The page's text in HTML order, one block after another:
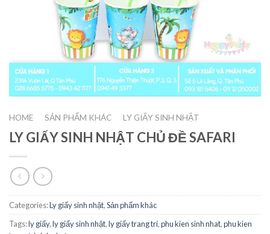
HOME SẢN PHẨM KHÁC LY GIẤY SINH NHẬT
LY GIẤY SINH NHẬT CHỦ ĐỀ SAFARI
Categories:Ly giấy sinh nhật,Sản phẩm khác
Tags:ly giấy,ly giấy sinh nhật,ly giấy trang trí,phu kien sinh nhat,phu kien